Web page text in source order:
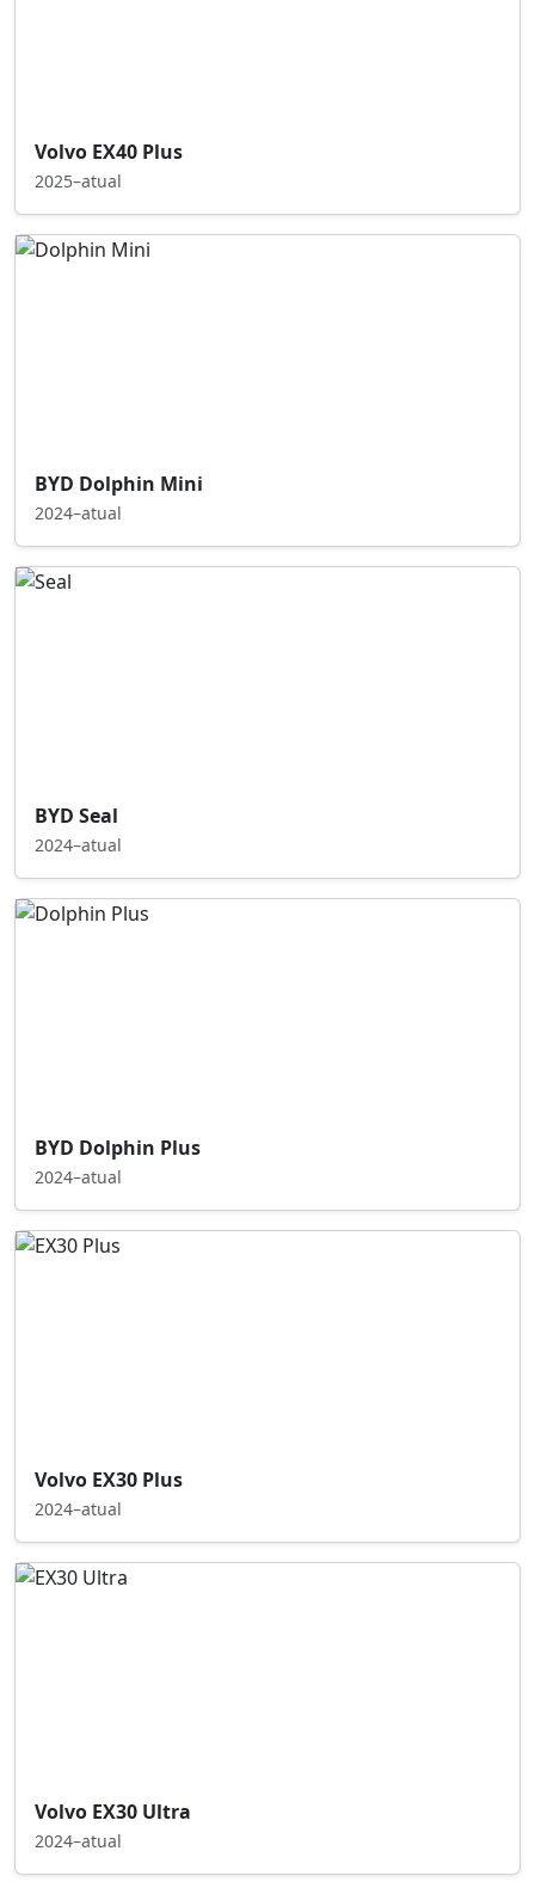
Volvo EX40 Plus
2025–atual
BYD Dolphin Mini
2024–atual
BYD Seal
2024–atual
BYD Dolphin Plus
2024–atual
Volvo EX30 Plus
2024–atual
Volvo EX30 Ultra
2024–atual